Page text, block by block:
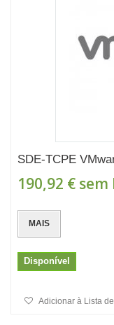
SDE-TCPE
190,92 € sem
MAIS
Disponível
Adicionar à Lista